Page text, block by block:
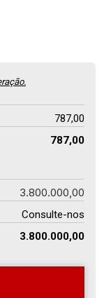
787,00
787,00
3.800.000,00
Consulte-nos
3.800.000,00